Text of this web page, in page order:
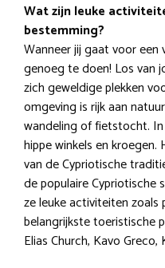
Wat zijn leuke
bestemming?
Wanneer jij gaat voor
genoeg te doen! Los van
zich geweldige plekken
omgeving is rijk aan
wandeling of fietstocht.
hippe winkels en
van de Cypriotische
de populaire Cypriotische
ze leuke activiteiten zoals
belangrijkste toeristische
Elias Church, Kavo